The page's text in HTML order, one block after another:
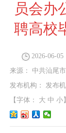
员会办
聘高校
2026-06-05
来源： 中共汕尾
发布机构： 发布
【字体： 大 中 小 】